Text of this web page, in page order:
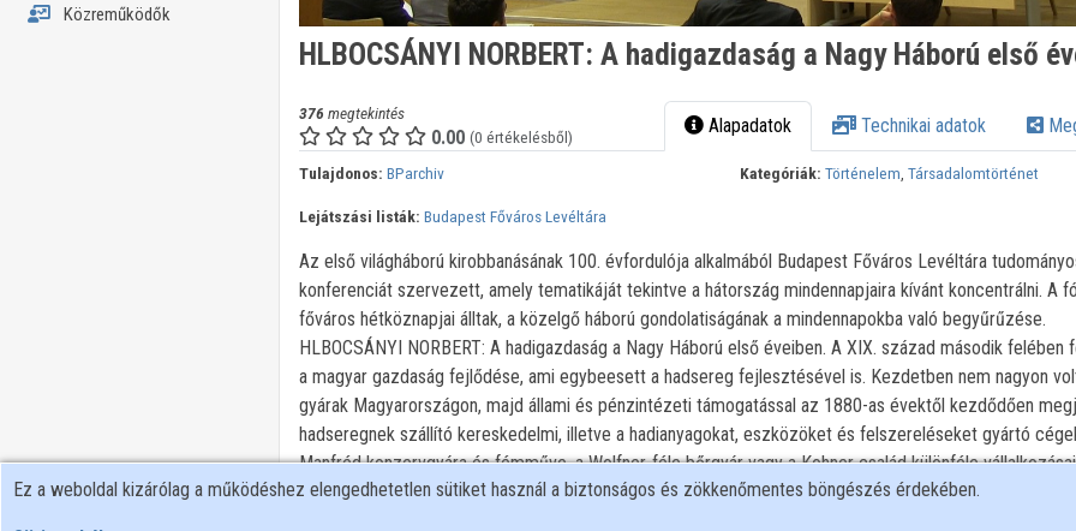
Közreműködők
HLBOCSÁNYI NORBERT: A hadigazdaság a Nagy Háború első
376 megtekintés
0.00 (0 értékelésből) Alapadatok Technikai adatok
Tulajdonos: BParchiv Kategóriák: Történelem,Társadalomtörténet
Lejátszási listák: Budapest Főváros Levéltára
Az első világháború kirobbanásának 100. évfordulója alkalmából Budapest Főváros Levéltára
konferenciát szervezett, amely tematikáját tekintve a hátország mindennapjaira kívánt koncentrálni. A
főváros hétköznapjai álltak, a közelgő háború gondolatiságának a mindennapokba való begyűrűzése.
HLBOCSÁNYI NORBERT: A hadigazdaság a Nagy Háború első éveiben. A XIX. század második felében
a magyar gazdaság fejlődése, ami egybeesett a hadsereg fejlesztésével is. Kezdetben nem nagyon
gyárak Magyarországon, majd állami és pénzintézeti támogatással az 1880-as évektől kezdődően
hadseregnek szállító kereskedelmi, illetve a hadianyagokat, eszközöket és felszereléseket gyártó
Manfréd konzervgyára és fémműve, a Wolfner-féle bőrgyár vagy a Kohner család különféle
Nagy Háború legelejétől fontos szerepet játszott a hátországban működő gazdaság, ami nagyban
Ez a weboldal kizárólag a működéshez elengedhetetlen sütiket használ a biztonságos és zökkenőmentes böngészés érdekében.